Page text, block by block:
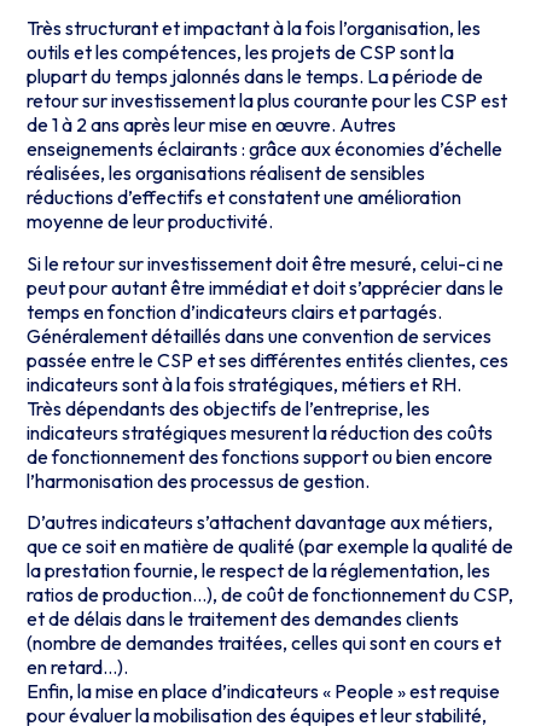
Très structurant et impactant à la fois l’organisation, les
outils et les compétences, les projets de CSP sont la
plupart du temps jalonnés dans le temps. La période de
retour sur investissement la plus courante pour les CSP est
de 1 à 2 ans après leur mise en œuvre. Autres
enseignements éclairants : grâce aux économies d’échelle
réalisées, les organisations réalisent de sensibles
réductions d’effectifs et constatent une amélioration
moyenne de leur productivité.
Si le retour sur investissement doit être mesuré, celui-ci ne
peut pour autant être immédiat et doit s’apprécier dans le
temps en fonction d’indicateurs clairs et partagés.
Généralement détaillés dans une convention de services
passée entre le CSP et ses différentes entités clientes, ces
indicateurs sont à la fois stratégiques, métiers et RH.
Très dépendants des objectifs de l’entreprise, les
indicateurs stratégiques mesurent la réduction des coûts
de fonctionnement des fonctions support ou bien encore
l’harmonisation des processus de gestion.
D’autres indicateurs s’attachent davantage aux métiers,
que ce soit en matière de qualité (par exemple la qualité de
la prestation fournie, le respect de la réglementation, les
ratios de production…), de coût de fonctionnement du CSP,
et de délais dans le traitement des demandes clients
(nombre de demandes traitées, celles qui sont en cours et
en retard…).
Enfin, la mise en place d’indicateurs « People » est requise
pour évaluer la mobilisation des équipes et leur stabilité,